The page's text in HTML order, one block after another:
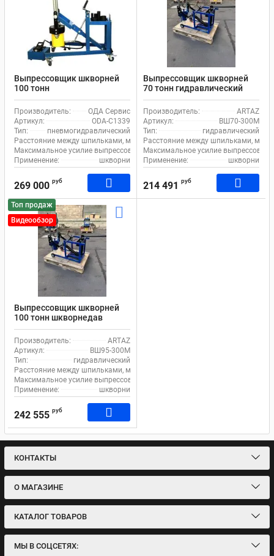
Выпрессовщик шкворней
100 тонн
пневмогидравлический
шкворнедав для
грузовиков на тележке ОДА
Сервис ODA-C1339, с
педалью
Производитель:
ОДА Сервис
Артикул:
ODA-C1339
Тип:
пневмогидравлический
Расстояние между шпильками, мм:
260
Максимальное усилие выпрессовщика, т: 100
Применение:
шкворни
269 000 руб
Выпрессовщик шкворней
70 тонн гидравлический
шкворнедав для
грузовиков на тележке
ВШ70-300М с ручным
насосом
Производитель:
ARTAZ
Артикул:
ВШ70-300М
Тип:
гидравлический
Расстояние между шпильками, мм:
Максимальное усилие
Применение:
шкворни
214 491 руб
Топ продаж
Видеообзор
Выпрессовщик шкворней
100 тонн шкворнедав
гидравлический с ручным
насосом для грузовиков на
тележке ВШ95-300М
Производитель:
ARTAZ
Артикул:
ВШ95-300М
Тип:
гидравлический
Расстояние между шпильками, мм:
Максимальное усилие выпрессовщика, т:
Применение:
шкворни
242 555 руб
КОНТАКТЫ
О МАГАЗИНЕ
КАТАЛОГ ТОВАРОВ
МЫ В СОЦСЕТЯХ: